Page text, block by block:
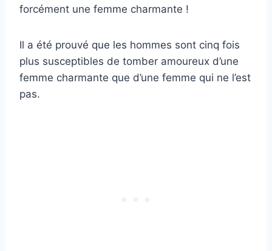
forcément une femme charmante !
Il a été prouvé que les hommes sont cinq fois
plus susceptibles de tomber amoureux d’une
femme charmante que d’une femme qui ne l’est
pas.